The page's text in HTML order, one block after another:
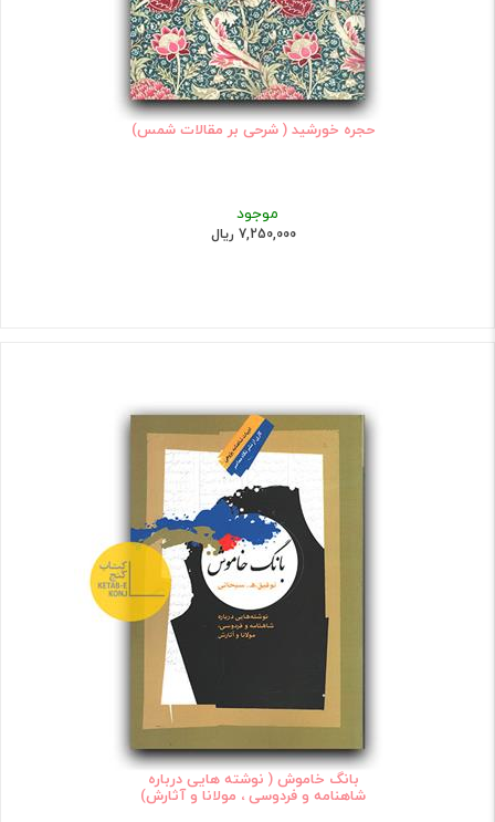
حجره خورشید ( شرحی بر مقالات شمس)
موجود
7,250,000 ریال
بانگ خاموش ( نوشته هایی درباره
شاهنامه و فردوسی ، مولانا و آثارش)